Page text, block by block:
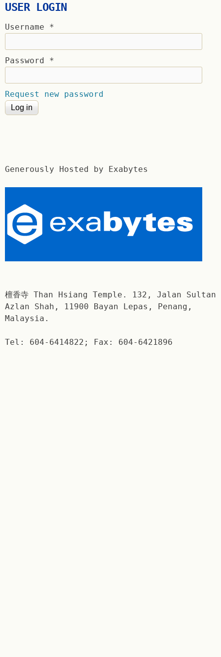
USER LOGIN
Username *
Password *
Request new password
Generously Hosted by Exabytes
檀香寺 Than Hsiang Temple. 132, Jalan Sultan
Azlan Shah, 11900 Bayan Lepas, Penang,
Malaysia.
Tel: 604-6414822; Fax: 604-6421896